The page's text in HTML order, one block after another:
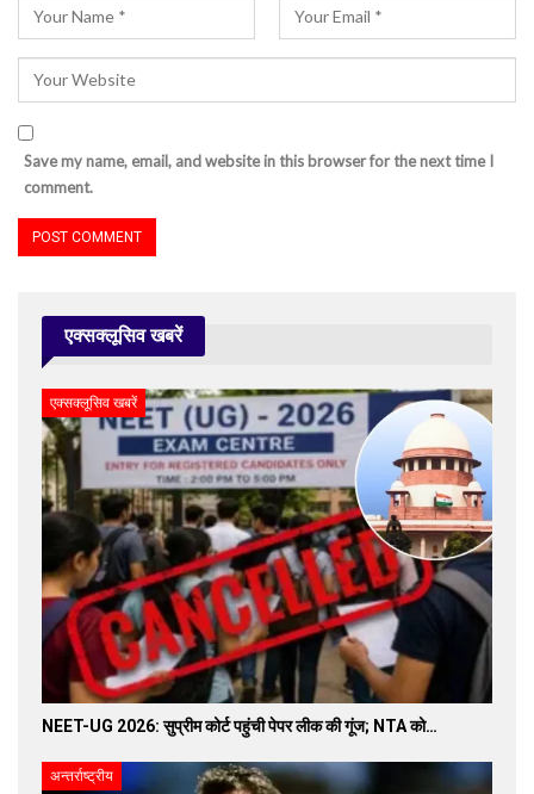
Save my name, email, and website in this browser for the next time I
comment.
एक्सक्लूसिव खबरें
एक्सक्लूसिव खबरें
NEET-UG 2026: सुप्रीम कोर्ट पहुंची पेपर लीक की गूंज; NTA को…
अन्तर्राष्ट्रीय